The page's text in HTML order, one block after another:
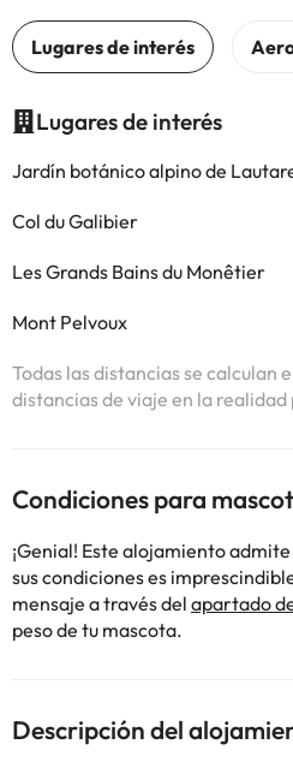
Lugares de interés
Jardín botánico alpino de
Col du Galibier
Les Grands Bains du Monêtier
Mont Pelvoux
Todas las distancias se calculan
distancias de viaje en la
Condiciones para
¡Genial! Este alojamiento
sus condiciones es
mensaje a través del apartado
peso de tu mascota.
Descripción del